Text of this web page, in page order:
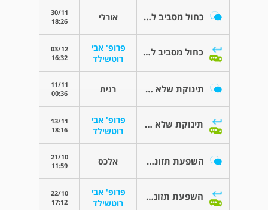
כחול מסביב לשפתיים אצל ביתי התינוקת אורלי
30/11
18:26
כחול מסביב לשפתיים אצל ביתי התינוקת
פרופ' אבי
רוטשילד
03/12
16:32
תינוקת שלא אוכלת רנית
11/11
00:36
תינוקת שלא אוכלת
פרופ' אבי
רוטשילד
13/11
18:16
השפעת תזונה על לידה מוקדמת אלכס
21/10
11:59
השפעת תזונה על לידה מוקדמת
פרופ' אבי
רוטשילד
22/10
17:12